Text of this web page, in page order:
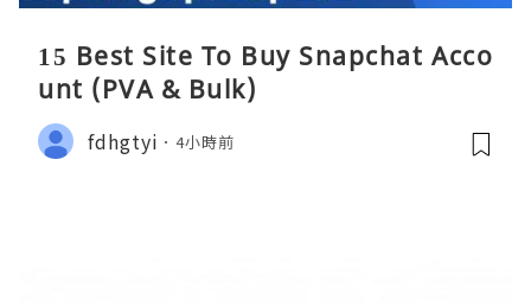
15 Best Site To Buy Snapchat Acco
unt (PVA & Bulk)
fdhgtyi 4小時前